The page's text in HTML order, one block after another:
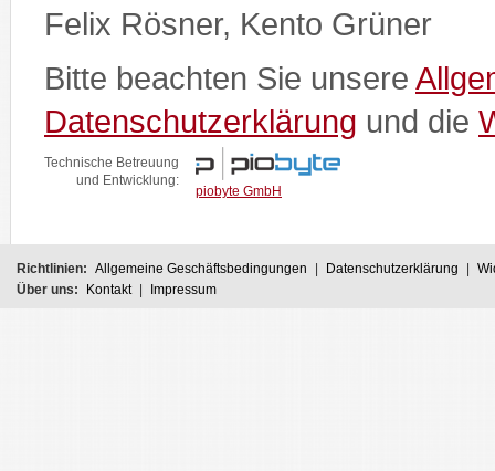
Felix Rösner, Kento Grüner
Bitte beachten Sie unsere
Datenschutzerklärung und die
Technische Betreuung
und Entwicklung:
piobyte GmbH
Richtlinien: Allgemeine Geschäftsbedingungen Datenschutzerklärung
Über uns:
Kontakt Impressum